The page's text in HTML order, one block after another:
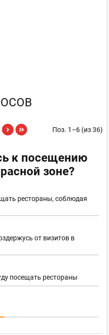
Поз. 1–6 (из 36)
к посещению
зоне?
рестораны, соблюдая
от визитов в
посещать рестораны